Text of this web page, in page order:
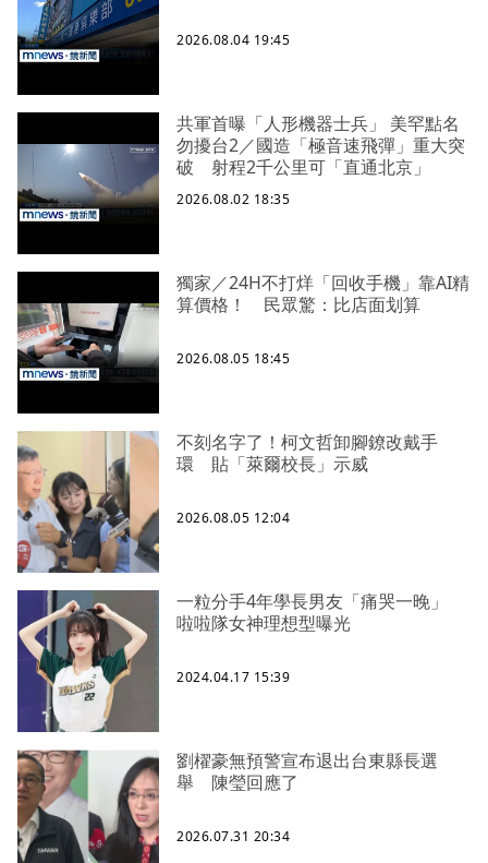
2026.08.04 19:45
共軍首曝「人形機器士兵」 美罕點名
勿擾台2／國造「極音速飛彈」重大突
破 射程2千公里可「直通北京」
2026.08.02 18:35
獨家／24H不打烊「回收手機」靠AI精
算價格！ 民眾驚：比店面划算
2026.08.05 18:45
不刻名字了！柯文哲卸腳鐐改戴手
環 貼「萊爾校長」示威
2026.08.05 12:04
一粒分手4年學長男友「痛哭一晚」
啦啦隊女神理想型曝光
2024.04.17 15:39
劉櫂豪無預警宣布退出台東縣長選
舉 陳瑩回應了
2026.07.31 20:34